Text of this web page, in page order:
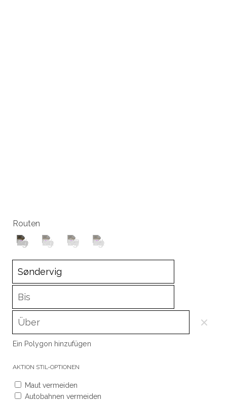
Routen
Ein Polygon hinzufügen
AKTION STIL-OPTIONEN
Maut vermeiden
Autobahnen vermeiden